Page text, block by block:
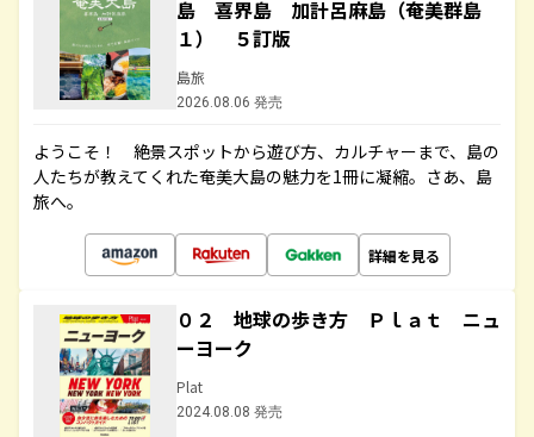
島 喜界島 加計呂麻島（奄美群島
１） ５訂版
島旅
2026.08.06 発売
ようこそ！ 絶景スポットから遊び方、カルチャーまで、島の
人たちが教えてくれた奄美大島の魅力を1冊に凝縮。さあ、島
旅へ。
詳細を見る
０２ 地球の歩き方 Ｐｌａｔ ニュ
ーヨーク
Plat
2024.08.08 発売